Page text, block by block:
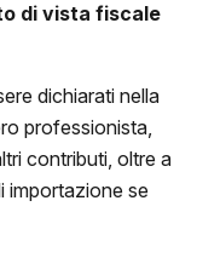
di vista fiscale
dichiarati nella
professionista,
contributi, oltre a
importazione se